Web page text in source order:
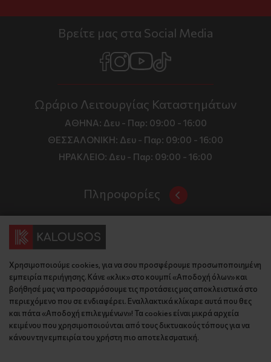
Βρείτε μας στα Social Media
Ωράριο Λειτουργίας Καταστημάτων
ΑΘΗΝΑ: Δευ - Παρ: 09:00 - 16:00
ΘΕΣΣΑΛΟΝΙΚΗ: Δευ - Παρ: 09:00 - 16:00
ΗΡΑΚΛΕΙΟ: Δευ - Παρ: 09:00 - 16:00
Πληροφορίες
Όροι και Προϋποθέσεις
Τιμές, Τρόποι Αποστολής και Πληρωμής
Πολιτική Απορρήτου
Κώδικας Δεοντολογίας
Εταιρικό Προφίλ
KLoop - Loyalty Program
Become a Brand Ambassador
Επικοινωνία
Επικοινωνία
Διεύθυνση
Έδρα: Γράμμου 29, 18345 , Μοσχάτο Αττική
Θεσ/νίκη: Λυσάνδρου 8, 54642, Θεσσαλονίκη
Κρήτη: Θερίσου 52, 71305, Ηράκλειο
Βρείτε μας στον χάρτη
Τηλέφωνο:
Έδρα: 210 775 2048
Χρησιμοποιούμε cookies, για να σου προσφέρουμε προσωποποιημένη
εμπειρία περιήγησης. Κάνε «κλικ» στο κουμπί «Αποδοχή όλων» και
βοήθησέ μας να προσαρμόσουμε τις προτάσεις μας αποκλειστικά στο
περιεχόμενο που σε ενδιαφέρει. Εναλλακτικά κλίκαρε αυτά που θες
και πάτα «Αποδοχή επιλεγμένων»! Τα cookies είναι μικρά αρχεία
κειμένου που χρησιμοποιούνται από τους δικτυακούς τόπους για να
κάνουν την εμπειρία του χρήστη πιο αποτελεσματική.